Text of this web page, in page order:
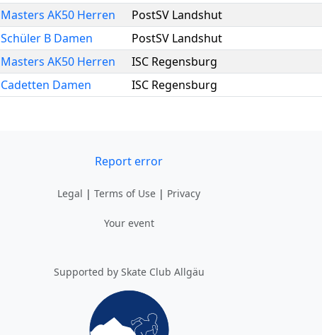
Masters AK50 Herren PostSV Landshut
Schüler B Damen PostSV Landshut
Masters AK50 Herren ISC Regensburg
Cadetten Damen ISC Regensburg
Report error
Legal | Terms of Use | Privacy
Your event
Supported by Skate Club Allgäu